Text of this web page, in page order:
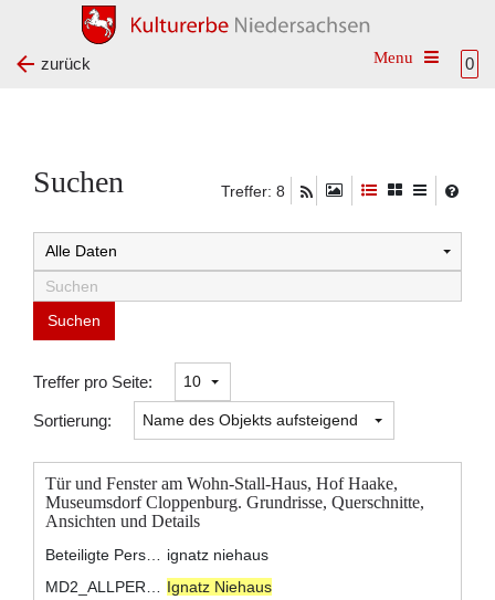
0
Toggle
zurück
Suchen Treffer: 8
Suchtreffer:
Treffer pro Seite:
Sortierung:
Tür und Fenster am Wohn-Stall-Haus, Hof Haake,
Museumsdorf Cloppenburg. Grundrisse, Querschnitte,
Ansichten und Details
ignatz niehaus
Ignatz Niehaus